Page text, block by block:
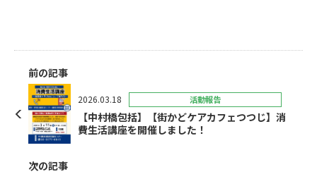
前の記事
2026.03.18 活動報告
【中村橋包括】【街かどケアカフェつつじ】消
費生活講座を開催しました！
次の記事